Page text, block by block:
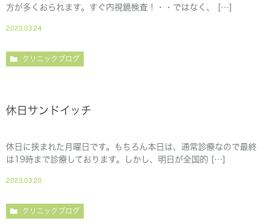
方が多くおられます。すぐ内視鏡検査！・・ではなく、 […]
2023.03.24
クリニックブログ
休日サンドイッチ
休日に挟まれた月曜日です。もちろん本日は、通常診療なので最終
は19時まで診療しております。しかし、明日が全国的 […]
2023.03.20
クリニックブログ